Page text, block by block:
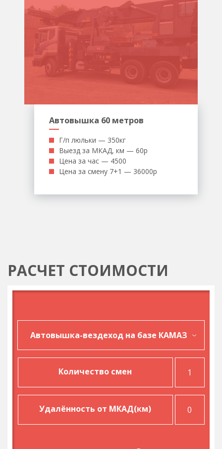
Автовышка 60 метров
Г/п люльки — 350кг
Выезд за МКАД, км — 60р
Цена за час — 4500
Цена за смену 7+1 — 36000р
РАСЧЕТ СТОИМОСТИ
Количество смен
Удалённость от МКАД(км)